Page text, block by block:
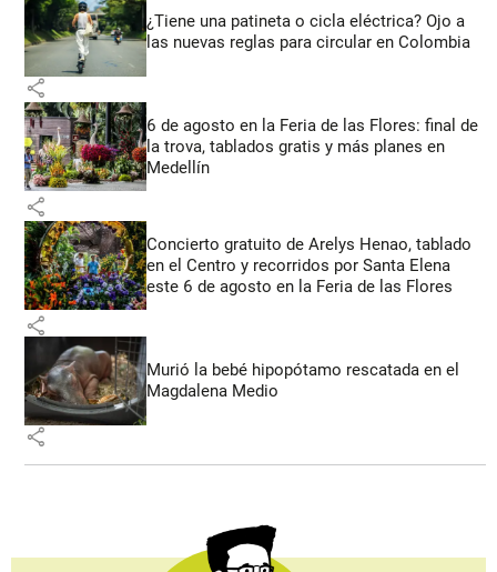
¿Tiene una patineta o cicla eléctrica? Ojo a
las nuevas reglas para circular en Colombia
share
6 de agosto en la Feria de las Flores: final de
la trova, tablados gratis y más planes en
Medellín
share
Concierto gratuito de Arelys Henao, tablado
en el Centro y recorridos por Santa Elena
este 6 de agosto en la Feria de las Flores
share
Murió la bebé hipopótamo rescatada en el
Magdalena Medio
share